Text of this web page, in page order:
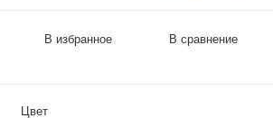
В избранное В сравнение
Цвет